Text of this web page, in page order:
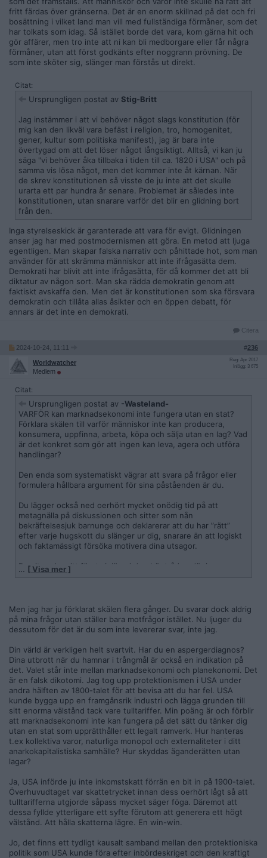
fritt färdas över gränserna. Det är en enorm skillnad på det och fri
bosättning i vilket land man vill med fullständiga förmåner, som det
har tolkats som idag. Så istället borde det vara, kom gärna hit och
gör affärer, men tro inte att ni kan bli medborgare eller får några
förmåner, utan att först godkänts efter noggrann prövning. De
som inte sköter sig, slänger man förstås ut direkt.
Citat:
Ursprungligen postat av Stig-Britt
Jag instämmer i att vi behöver något slags konstitution (för
mig kan den likväl vara befäst i religion, tro, homogenitet,
gener, kultur som politiska manifest), jag är bara inte
övertygad om att det löser något långsiktigt. Alltså, vi kan ju
säga "vi behöver åka tillbaka i tiden till ca. 1820 i USA" och på
samma vis lösa något, men det kommer inte åt kärnan. När
de skrev konstitutionen så visste de ju inte att det skulle
urarta ett par hundra år senare. Problemet är således inte
konstitutionen, utan snarare varför det blir en glidning bort
från den.
Inga styrelseskick är garanterade att vara för evigt. Glidningen
anser jag har med postmodernismen att göra. En metod att ljuga
egentligen. Man skapar falska narrativ och påhittade hot, som man
använder för att skrämma människor att inte ifrågasätta dem.
Demokrati har blivit att inte ifrågasätta, för då kommer det att bli
diktatur av någon sort. Man ska rädda demokratin genom att
faktiskt avskaffa den. Men det är konstitutionen som ska försvara
demokratin och tillåta allas åsikter och en öppen debatt, för
annars är det inte en demokrati.
Citera
2024-10-24, 11:11 #236
Worldwatcher
Medlem
Reg: Apr 2017
Inlägg: 3 675
Citat:
Ursprungligen postat av -Wasteland-
VARFÖR kan marknadsekonomi inte fungera utan en stat?
Förklara skälen till varför människor inte kan producera,
konsumera, uppfinna, arbeta, köpa och sälja utan en lag? Vad
är det konkret som gör att ingen kan leva, agera och utföra
handlingar?
Den enda som systematiskt vägrar att svara på frågor eller
formulera hållbara argument för sina påståenden är du.
Du lägger också ned oerhört mycket onödig tid på att
metagnälla på diskussionen och sitter som nån
bekräftelsesjuk barnunge och deklarerar att du har ”rätt”
efter varje hugskott du slänger ur dig, snarare än att logiskt
och faktamässigt försöka motivera dina utsagor.
Du citerade mitt första inlägg i den här tråden där jag
redogjorde för vad som sker med välståndet när beskattning,
hört till leda tusen gånger om att det ”aldrig har fungerat i
världshistorien”, vilket i intelligensnivå är i paritet med pizza-
och Zlatan-argument för att mångkulturen skulle ha berikat
Att marknadsekonomi fungerar och att planekonomi inte
fungerar är självklarheter. Men du hävdar att
marknadsekonomi inte kan fungera utan en stat och menar
att jag omvänt ska belägga att marknadsekonomi faktiskt
fungerar. Du har fel i sak och du diskuterar som en pueril
fjortisbrud.
Tullar var den amerikanska statens största inkomstkälla innan
införandet av inkomstskatten.
Det uppstod enorm smugglingstrafik på grund av tullarna.
Tullar orsakar resursslöseri i den inhemska produktionen
eftersom man är sämre på att producera en viss vara, därav
Konsumenter tvingas betala ett artificiellt högre pris.
Inkomsteffekten är alltså att köpkraften blir lägre. Tullar ökar
således inte välståndet.
Att USA hade en hög välståndsökning är inte kausalt bundet
till tullar. Den amerikanska ekonomin blomstrade redan innan
tullarna infördes. Den amerikanska staten gjorde vad politiker
alltid gör när ett samhälle producerar välstånd: man börjar
… [ Visa mer ]
Men jag har ju förklarat skälen flera gånger. Du svarar dock aldrig
på mina frågor utan ställer bara motfrågor istället. Nu ljuger du
dessutom för det är du som inte levererar svar, inte jag.
Din värld är verkligen helt svartvit. Har du en aspergerdiagnos?
Dina utbrott när du hamnar i trångmål är också en indikation på
det. Valet står inte mellan marknadsekonomi och planekonomi. Det
är en falsk dikotomi. Jag tog upp protektionismen i USA under
andra hälften av 1800-talet för att bevisa att du har fel. USA
kunde bygga upp en framgånsrik industri och lägga grunden till
sitt enorma välstånd tack vare tulltariffer. Min poäng är och förblir
att marknadsekonomi inte kan fungera på det sätt du tänker dig
utan en stat som upprätthåller ett legalt ramverk. Hur hanteras
t.ex kollektiva varor, naturliga monopol och externaliteter i ditt
anarkokapitalistiska samhälle? Hur skyddas äganderätten utan
lagar?
Ja, USA införde ju inte inkomstskatt förrän en bit in på 1900-talet.
Överhuvudtaget var skattetrycket innan dess oerhört lågt så att
tulltarifferna utgjorde såpass mycket säger föga. Däremot att
dessa fyllde ytterligare ett syfte förutom att generera ett högt
välstånd. Att hålla skatterna lägre. En win-win.
Jo, det finns ett tydligt kausalt samband mellan den protektioniska
politik som USA kunde föra efter inbördeskriget och den kraftigt